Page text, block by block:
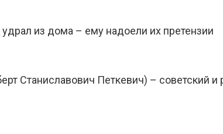
из дома – ему надоели их претензии
Станиславович Петкевич) – советский и